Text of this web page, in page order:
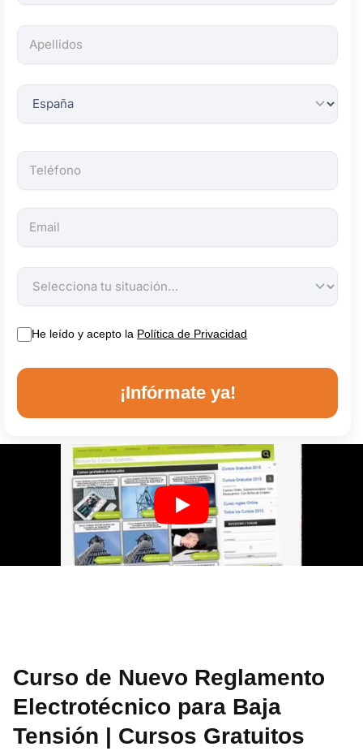
son
obligatorios.
He leído y acepto la Política de Privacidad
¡Infórmate ya!
Curso de Nuevo Reglamento
Electrotécnico para Baja
Tensión | Cursos Gratuitos